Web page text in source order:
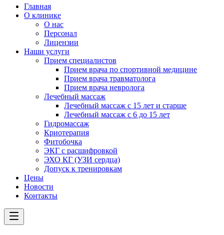
Главная
О клинике
О нас
Персонал
Лицензии
Наши услуги
Прием специалистов
Прием врача по спортивной медицине
Прием врача травматолога
Прием врача невролога
Лечебный массаж
Лечебный массаж с 15 лет и старше
Лечебный массаж с 6 до 15 лет
Гидромассаж
Криотерапия
Фитобочка
ЭКГ с расшифровкой
ЭХО КГ (УЗИ сердца)
Допуск к тренировкам
Цены
Новости
Контакты